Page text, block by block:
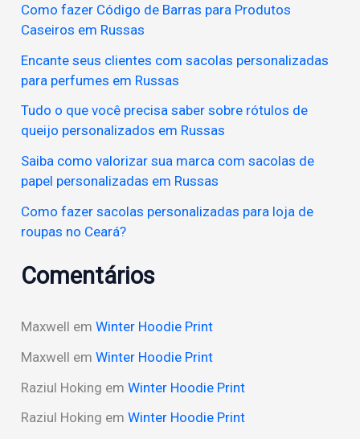
u
i
s
a
r
:
Como fazer Código de Barras para Produtos
Caseiros em Russas
Encante seus clientes com sacolas personalizadas
para perfumes em Russas
Tudo o que você precisa saber sobre rótulos de
queijo personalizados em Russas
Saiba como valorizar sua marca com sacolas de
papel personalizadas em Russas
Como fazer sacolas personalizadas para loja de
roupas no Ceará?
Comentários
Maxwell emWinter Hoodie Print
Maxwell emWinter Hoodie Print
Raziul Hoking emWinter Hoodie Print
Raziul Hoking emWinter Hoodie Print